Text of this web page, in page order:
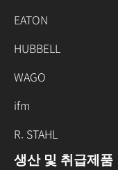
EATON
HUBBELL
WAGO
ifm
R. STAHL
생산 및 취급제품